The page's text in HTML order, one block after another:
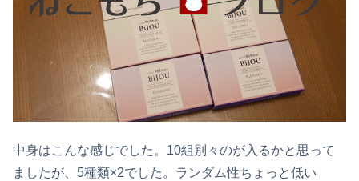
中身はこんな感じでした。10組別々のが入るかと思って
ましたが、5種類×2でした。ランダム性ちょっと低い